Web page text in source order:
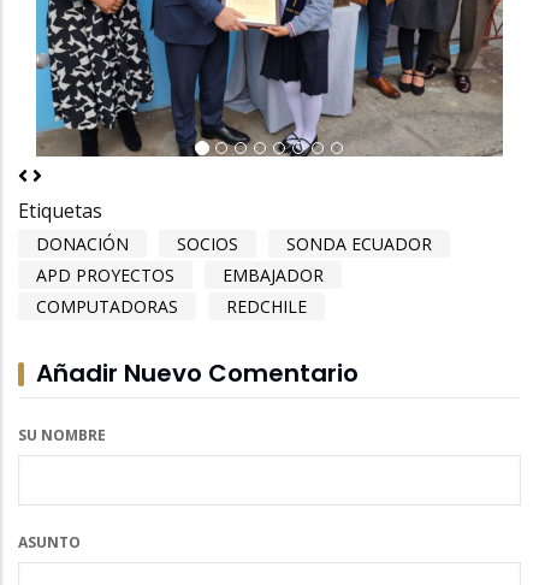
Previous
Etiquetas
DONACIÓN SOCIOS
SONDA ECUADOR
APD PROYECTOS
EMBAJADOR
COMPUTADORAS
REDCHILE
Añadir Nuevo Comentario
SU NOMBRE
ASUNTO